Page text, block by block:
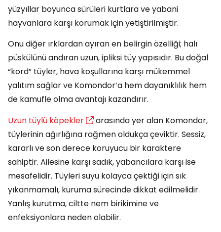
yüzyıllar boyunca sürüleri kurtlara ve yabani
hayvanlara karşı korumak için yetiştirilmiştir.
Onu diğer ırklardan ayıran en belirgin özelliği; halı
püskülünü andıran uzun, ipliksi tüy yapısıdır. Bu doğal
“kord” tüyler, hava koşullarına karşı mükemmel
yalıtım sağlar ve Komondor’a hem dayanıklılık hem
de kamufle olma avantajı kazandırır.
Uzun tüylü köpekler
arasında yer alan Komondor,
tüylerinin ağırlığına rağmen oldukça çeviktir. Sessiz,
kararlı ve son derece koruyucu bir karaktere
sahiptir. Ailesine karşı sadık, yabancılara karşı ise
mesafelidir. Tüyleri suyu kolayca çektiği için sık
yıkanmamalı, kuruma sürecinde dikkat edilmelidir.
Yanlış kurutma, ciltte nem birikimine ve
enfeksiyonlara neden olabilir.